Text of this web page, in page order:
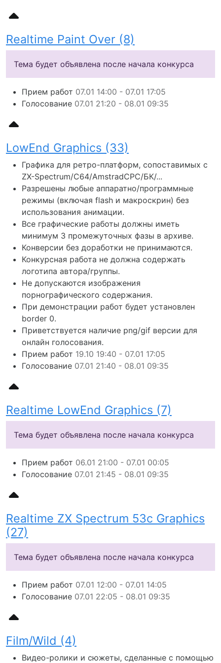
Realtime Paint Over (8)
Тема будет объявлена после начала конкурса
Прием работ 07.01 14:00 - 07.01 17:05
Голосование 07.01 21:20 - 08.01 09:35
LowEnd Graphics (33)
Графика для ретро-платформ, сопоставимых с
ZX-Spectrum/C64/AmstradCPC/БК/...
Разрешены любые аппаратно/программные
режимы (включая flash и макроскрин) без
использования анимации.
Все графические работы должны иметь
минимум 3 промежуточных фазы в архиве.
Конверсии без доработки не принимаются.
Конкурсная работа не должна содержать
логотипа автора/группы.
Не допускаются изображения
порнографического содержания.
При демонстрации работ будет установлен
border 0.
Приветствуется наличие png/gif версии для
онлайн голосования.
Прием работ 19.10 19:40 - 07.01 17:05
Голосование 07.01 21:40 - 08.01 09:35
Realtime LowEnd Graphics (7)
Тема будет объявлена после начала конкурса
Прием работ 06.01 21:00 - 07.01 00:05
Голосование 07.01 21:45 - 08.01 09:35
Realtime ZX Spectrum 53c Graphics
(27)
Тема будет объявлена после начала конкурса
Прием работ 07.01 12:00 - 07.01 14:05
Голосование 07.01 22:05 - 08.01 09:35
Film/Wild (4)
Видео-ролики и сюжеты, сделанные с помощью